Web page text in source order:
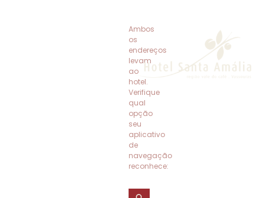
Ambos
os
endereços
levam
ao
hotel.
Verifique
qual
opção
seu
aplicativo
de
navegação
reconhece: